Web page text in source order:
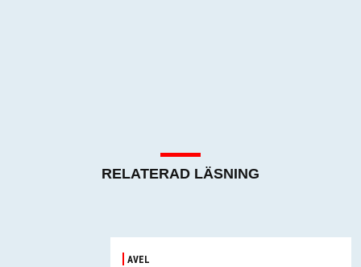
RELATERAD LÄSNING
AVEL